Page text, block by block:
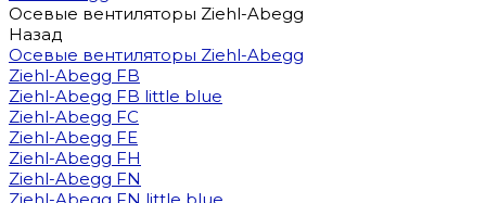
Осевые вентиляторы Ziehl-Abegg
Назад
Осевые вентиляторы Ziehl-Abegg
Ziehl-Abegg FB
Ziehl-Abegg FB little blue
Ziehl-Abegg FC
Ziehl-Abegg FE
Ziehl-Abegg FH
Ziehl-Abegg FN